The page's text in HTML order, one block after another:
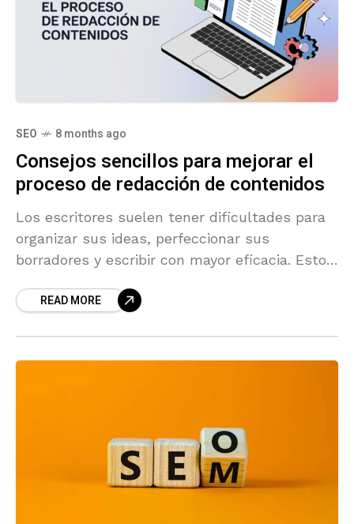
SEO 8 months ago
Consejos sencillos para mejorar el
proceso de redacción de contenidos
Los escritores suelen tener dificultades para
organizar sus ideas, perfeccionar sus
borradores y escribir con mayor eficacia. Esto
dificultad para organizar las ideas,
READ MORE